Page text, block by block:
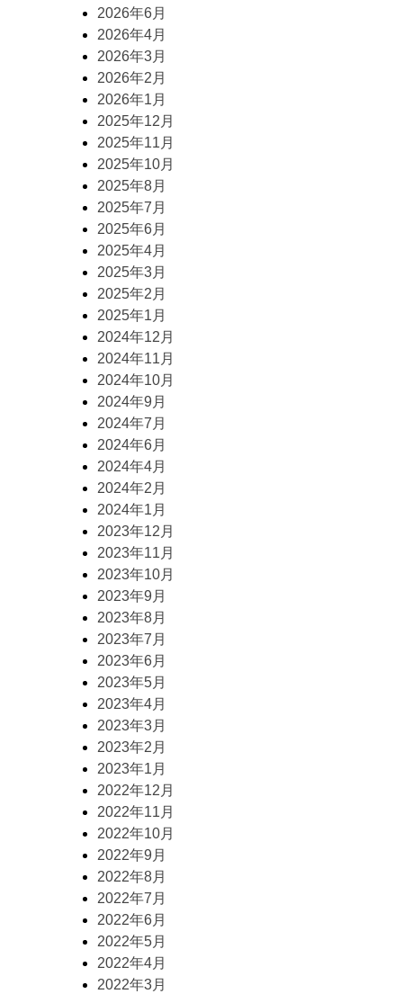
2026年6月
2026年4月
2026年3月
2026年2月
2026年1月
2025年12月
2025年11月
2025年10月
2025年8月
2025年7月
2025年6月
2025年4月
2025年3月
2025年2月
2025年1月
2024年12月
2024年11月
2024年10月
2024年9月
2024年7月
2024年6月
2024年4月
2024年2月
2024年1月
2023年12月
2023年11月
2023年10月
2023年9月
2023年8月
2023年7月
2023年6月
2023年5月
2023年4月
2023年3月
2023年2月
2023年1月
2022年12月
2022年11月
2022年10月
2022年9月
2022年8月
2022年7月
2022年6月
2022年5月
2022年4月
2022年3月